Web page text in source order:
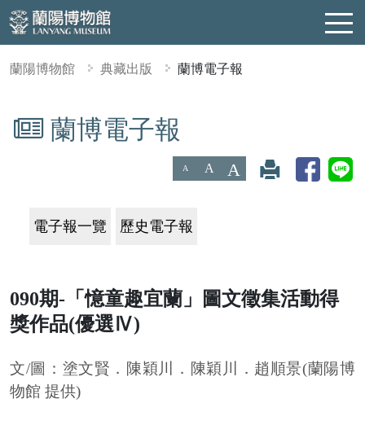
蘭陽博物館 典藏出版 蘭博電子報
蘭博電子報
A A A
電子報一覽 歷史電子報
090期-「憶童趣宜蘭」圖文徵集活動得
獎作品(優選Ⅳ)
文/圖：塗文賢．陳穎川．陳穎川．趙順景(蘭陽博
物館 提供)